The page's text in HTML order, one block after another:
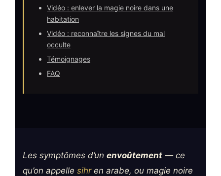
Vidéo : enlever la magie noire dans une
habitation
Vidéo : reconnaître les signes du mal
occulte
Témoignages
FAQ
Les symptômes d’un envoûtement — ce
qu’on appelle sihren arabe, ou magie noire